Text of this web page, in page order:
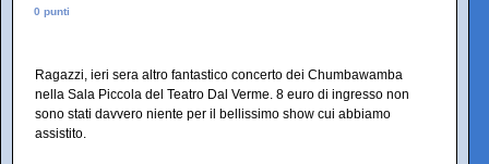
0 punti
Ragazzi, ieri sera altro fantastico concerto dei Chumbawamba
nella Sala Piccola del Teatro Dal Verme. 8 euro di ingresso non
sono stati davvero niente per il bellissimo show cui abbiamo
assistito.